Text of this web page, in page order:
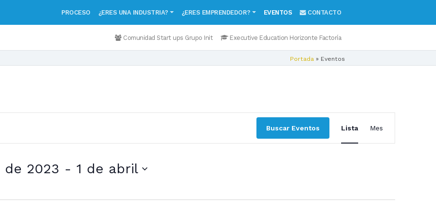
PROCESO ¿ERES UNA INDUSTRIA? ¿ERES EMPRENDEDOR? EVENTOS CONTACTO
Comunidad Start ups Grupo Init Executive Education Horizonte Factoría
Portada » Eventos
Buscar Eventos
de
Lista Mes
2023 - 1 de abril